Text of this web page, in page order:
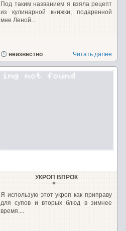
Под таким названием я взяла рецепт
из кулинарной книжки, подаренной
мне Леной...
неизвестно Читать далее
УКРОП ВПРОК
Я использую этот укроп как приправу
для супов и вторых блюд в зимнее
время....